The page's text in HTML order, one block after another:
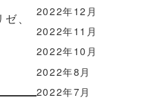
、
2022年12月
2022年11月
2022年10月
2022年8月
2022年7月